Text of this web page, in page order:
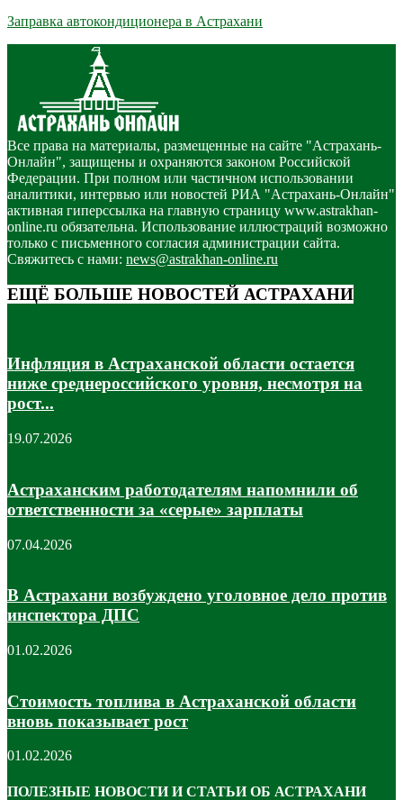
Заправка автокондиционера в Астрахани
Все права на материалы, размещенные на сайте "Астрахань-
Онлайн", защищены и охраняются законом Российской
Федерации. При полном или частичном использовании
аналитики, интервью или новостей РИА "Астрахань-Онлайн"
активная гиперссылка на главную страницу www.astrakhan-
online.ru обязательна. Использование иллюстраций возможно
только с письменного согласия администрации сайта.
Свяжитесь с нами: news@astrakhan-online.ru
ЕЩЁ БОЛЬШЕ НОВОСТЕЙ АСТРАХАНИ
Инфляция в Астраханской области остается
ниже среднероссийского уровня, несмотря на
рост...
19.07.2026
Астраханским работодателям напомнили об
ответственности за «серые» зарплаты
07.04.2026
В Астрахани возбуждено уголовное дело против
инспектора ДПС
01.02.2026
Стоимость топлива в Астраханской области
вновь показывает рост
01.02.2026
ПОЛЕЗНЫЕ НОВОСТИ И СТАТЬИ ОБ АСТРАХАНИ